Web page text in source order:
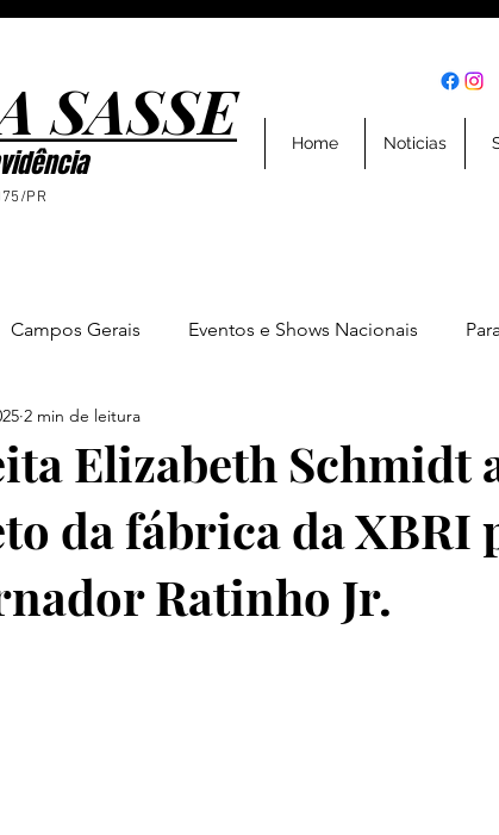
SASSE
SASSE
PR
Home Noticias
Campos Gerais Eventos e Shows Nacionais
Notícias
Elizabeth Schmidt
da fábrica da XBRI
Ratinho Jr.
2 min de leitura